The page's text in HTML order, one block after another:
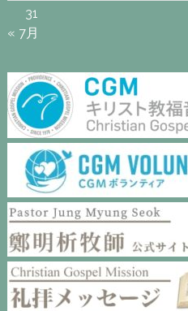
31
« 7月